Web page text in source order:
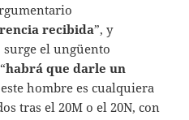
recibida”, y
el ungüento
habrá que darle un
este hombre es cualquiera
tras el 20M o el 20N, con